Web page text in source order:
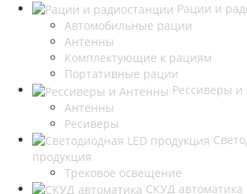
Рации и
Автомобильные рации
Антенны
Комплектующие к рациям
Портативные рации
Рессиверы
Антенны
Ресиверы
продукция
Трековое освещение
СКУД автоматика